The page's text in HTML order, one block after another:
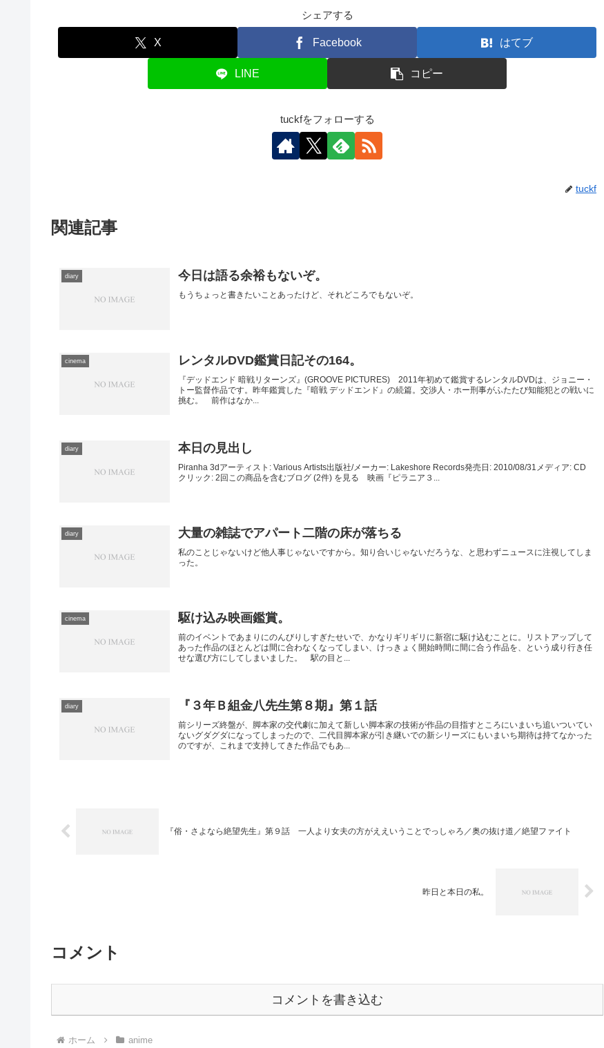
シェアする
X Facebook はてブ
LINE コピー
tuckfをフォローする
tuckf
関連記事
diary 今日は語る余裕もないぞ。
もうちょっと書きたいことあったけど、それどころでもないぞ。
cinema レンタルDVD鑑賞日記その164。
『デッドエンド 暗戦リターンズ』(GROOVE PICTURES) 2011年初めて鑑賞するレンタルDVDは、ジョニー・
トー監督作品です。昨年鑑賞した『暗戦 デッドエンド』の続篇。交渉人・ホー刑事がふたたび知能犯との戦いに
挑む。 前作はなか...
diary 本日の見出し
Piranha 3dアーティスト: Various Artists出版社/メーカー: Lakeshore Records発売日: 2010/08/31メディア: CD
クリック: 2回この商品を含むブログ (2件) を見る 映画『ピラニア３...
diary 大量の雑誌でアパート二階の床が落ちる
私のことじゃないけど他人事じゃないですから。知り合いじゃないだろうな、と思わずニュースに注視してしま
った。
cinema 駆け込み映画鑑賞。
前のイベントであまりにのんびりしすぎたせいで、かなりギリギリに新宿に駆け込むことに。リストアップして
あった作品のほとんどは間に合わなくなってしまい、けっきょく開始時間に間に合う作品を、という成り行き任
せな選び方にしてしまいました。 駅の目と...
diary 『３年Ｂ組金八先生第８期』第１話
前シリーズ終盤が、脚本家の交代劇に加えて新しい脚本家の技術が作品の目指すところにいまいち追いついてい
ないグダグダになってしまったので、二代目脚本家が引き継いでの新シリーズにもいまいち期待は持てなかった
のですが、これまで支持してきた作品でもあ...
『俗・さよなら絶望先生』第９話 一人より女夫の方がええいうことでっしゃろ／奥の抜け道／絶望ファイト
昨日と本日の私。
コメント
コメントを書き込む
ホーム anime